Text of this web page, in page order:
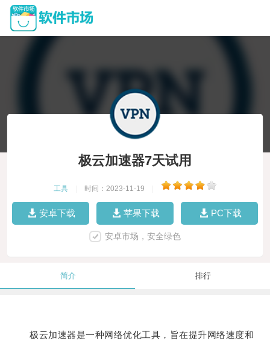
极云加速器7天试用
工具 时间：2023-11-19
安卓下载 苹果下载 PC下载
安卓市场，安全绿色
简介 排行
极云加速器是一种网络优化工具，旨在提升网络速度和